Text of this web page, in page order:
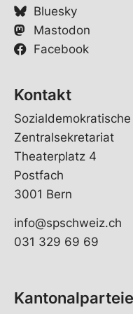
Bluesky
Mastodon
Facebook
Kontakt
Zentralsekretariat
Theaterplatz 4
Postfach
3001 Bern
info@spschweiz.ch
031 329 69 69